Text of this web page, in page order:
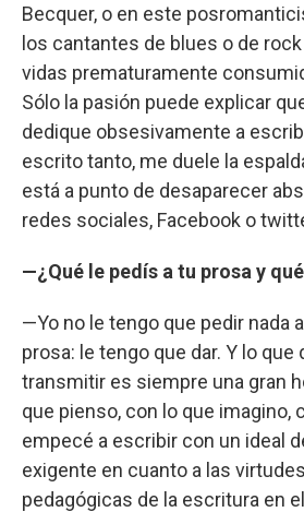
Becquer, o en este
los cantantes de blues o de
vidas prematuramente
Sólo la pasión puede explicar
dedique obsesivamente a
escrito tanto, me duele la
está a punto de desaparecer
redes sociales, Facebook o
—¿Qué le pedís a tu prosa y
—Yo no le tengo que pedir nada
prosa: le tengo que dar. Y lo que
transmitir es siempre una gran
que pienso, con lo que imagino,
empecé a escribir con un ideal
exigente en cuanto a las
pedagógicas de la escritura en